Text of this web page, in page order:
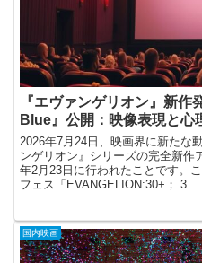
『エヴァンゲリオン』新
Blue』公開：映像表現と心
2026年7月24日、映画界に新たな
ンゲリオン』シリーズの完全新作
年2月23日に行われたことです。
フェス「EVANGELION:30+； 3
国内映画